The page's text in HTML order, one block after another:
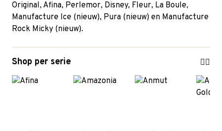
Original, Afina, Perlemor, Disney, Fleur, La Boule,
Manufacture Ice (nieuw), Pura (nieuw) en Manufacture
Rock Micky (nieuw).
Shop per serie